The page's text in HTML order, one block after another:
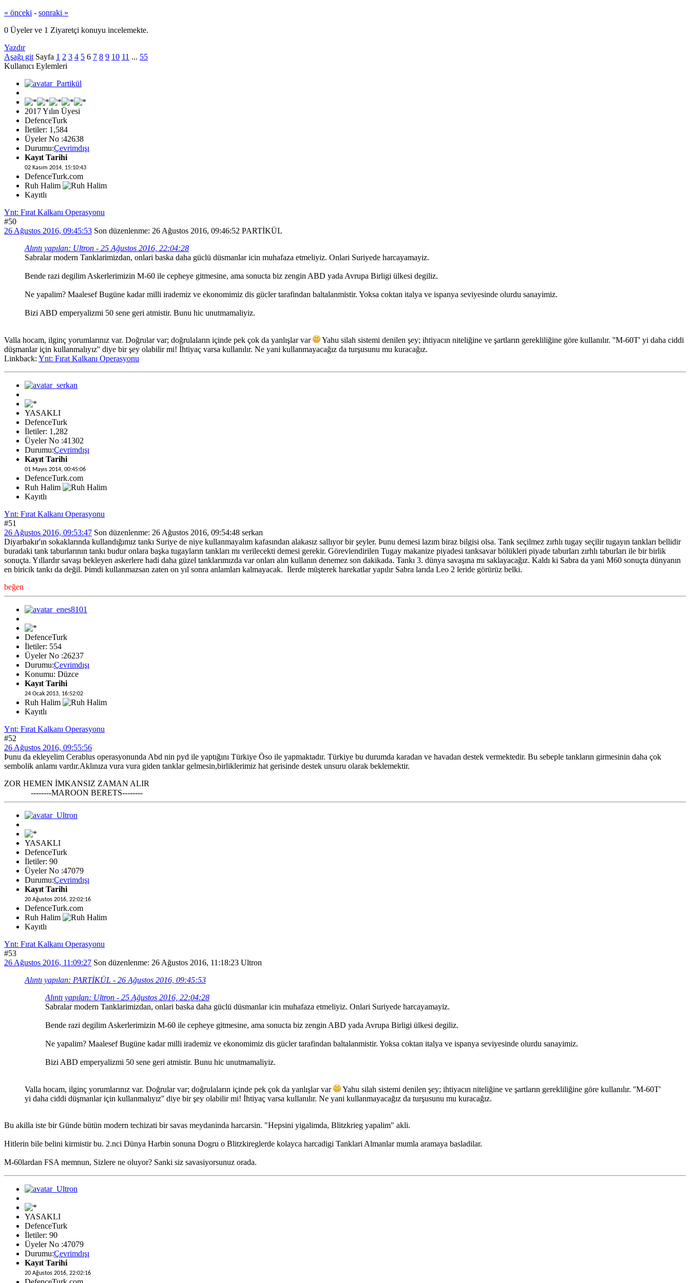
« önceki - sonraki »
0 Üyeler ve 1 Ziyaretçi konuyu incelemekte.
Yazdır
Aşağı git Sayfa 1 2 3 4 5 6 7 8 9 10 11 ... 55
Kullanıcı Eylemleri
2017 Yılın Üyesi
DefenceTurk
İletiler: 1,584
Üyeler No :42638
Durumu:Çevrimdışı
Kayıt Tarihi
02 Kasım 2014, 15:10:43
DefenceTurk.com
Ruh Halim
Kayıtlı
Ynt: Fırat Kalkanı Operasyonu
#50
26 Ağustos 2016, 09:45:53 Son düzenlenme: 26 Ağustos 2016, 09:46:52 PARTİKÜL
Alıntı yapılan: Ultron - 25 Ağustos 2016, 22:04:28
Sabralar modern Tanklarimizdan, onlari baska daha güclü düsmanlar icin muhafaza etmeliyiz. Onlari Suriyede harcayamayiz.
Bende razi degilim Askerlerimizin M-60 ile cepheye gitmesine, ama sonucta biz zengin ABD yada Avrupa Birligi ülkesi degiliz.
Ne yapalim? Maalesef Bugüne kadar milli irademiz ve ekonomimiz dis gücler tarafindan baltalanmistir. Yoksa coktan italya ve ispanya seviyesinde olurdu sanayimiz.
Bizi ABD emperyalizmi 50 sene geri atmistir. Bunu hic unutmamaliyiz.
Valla hocam, ilginç yorumlarınız var. Doğrular var; doğrulaların içinde pek çok da yanlışlar var
Yahu silah sistemi denilen şey; ihtiyacın niteliğine ve şartların gerekliliğine göre kullanılır. ''M-60T' yi daha ciddi
düşmanlar için kullanmalıyız'' diye bir şey olabilir mi! İhtiyaç varsa kullanılır. Ne yani kullanmayacağız da turşusunu mu kuracağız.
Linkback: Ynt: Fırat Kalkanı Operasyonu
YASAKLI
DefenceTurk
İletiler: 1,282
Üyeler No :41302
Durumu:Çevrimdışı
Kayıt Tarihi
01 Mayıs 2014, 00:45:06
DefenceTurk.com
Ruh Halim
Kayıtlı
Ynt: Fırat Kalkanı Operasyonu
#51
26 Ağustos 2016, 09:53:47 Son düzenlenme: 26 Ağustos 2016, 09:54:48 serkan
Diyarbakır'ın sokaklarında kullandığımız tankı Suriye de niye kullanmayalım kafasından alakasız sallıyor bir şeyler. Þunu demesi lazım biraz bilgisi olsa. Tank seçilmez zırhlı tugay seçilir tugayın tankları bellidir
buradaki tank taburlarının tankı budur onlara başka tugayların tankları mı verilecekti demesi gerekir. Görevlendirilen Tugay makanize piyadesi tanksavar bölükleri piyade taburları zırhlı taburları ile bir birlik
sonuçta. Yıllardır savaşı bekleyen askerlere hadi daha güzel tanklarımızda var onları alın kullanın denemez son dakikada. Tankı 3. dünya savaşına mı saklayacağız. Kaldı ki Sabra da yani M60 sonuçta dünyanın
en biricik tankı da değil. Þimdi kullanmazsan zaten on yıl sonra anlamları kalmayacak. İlerde müşterek harekatlar yapılır Sabra larıda Leo 2 leride görürüz belki.
beğen
DefenceTurk
İletiler: 554
Üyeler No :26237
Durumu:Çevrimdışı
Konumu: Düzce
Kayıt Tarihi
24 Ocak 2013, 16:52:02
Ruh Halim
Kayıtlı
Ynt: Fırat Kalkanı Operasyonu
#52
26 Ağustos 2016, 09:55:56
Þunu da ekleyelim Cerablus operasyonunda Abd nin pyd ile yaptığını Türkiye Öso ile yapmaktadır. Türkiye bu durumda karadan ve havadan destek vermektedir. Bu sebeple tankların girmesinin daha çok
sembolik anlamı vardır.Aklınıza vura vura giden tanklar gelmesin,birliklerimiz hat gerisinde destek unsuru olarak beklemektir.
ZOR HEMEN İMKANSIZ ZAMAN ALIR
--------MAROON BERETS--------
YASAKLI
DefenceTurk
İletiler: 90
Üyeler No :47079
Durumu:Çevrimdışı
Kayıt Tarihi
20 Ağustos 2016, 22:02:16
DefenceTurk.com
Ruh Halim
Kayıtlı
Ynt: Fırat Kalkanı Operasyonu
#53
26 Ağustos 2016, 11:09:27 Son düzenlenme: 26 Ağustos 2016, 11:18:23 Ultron
Alıntı yapılan: PARTİKÜL - 26 Ağustos 2016, 09:45:53
Alıntı yapılan: Ultron - 25 Ağustos 2016, 22:04:28
Sabralar modern Tanklarimizdan, onlari baska daha güclü düsmanlar icin muhafaza etmeliyiz. Onlari Suriyede harcayamayiz.
Bende razi degilim Askerlerimizin M-60 ile cepheye gitmesine, ama sonucta biz zengin ABD yada Avrupa Birligi ülkesi degiliz.
Ne yapalim? Maalesef Bugüne kadar milli irademiz ve ekonomimiz dis gücler tarafindan baltalanmistir. Yoksa coktan italya ve ispanya seviyesinde olurdu sanayimiz.
Bizi ABD emperyalizmi 50 sene geri atmistir. Bunu hic unutmamaliyiz.
Valla hocam, ilginç yorumlarınız var. Doğrular var; doğrulaların içinde pek çok da yanlışlar var
Yahu silah sistemi denilen şey; ihtiyacın niteliğine ve şartların gerekliliğine göre kullanılır. ''M-60T'
yi daha ciddi düşmanlar için kullanmalıyız'' diye bir şey olabilir mi! İhtiyaç varsa kullanılır. Ne yani kullanmayacağız da turşusunu mu kuracağız.
Bu akilla iste bir Günde bütün modern techizati bir savas meydaninda harcarsin. "Hepsini yigalimda, Blitzkrieg yapalim" akli.
Hitlerin bile belini kirmistir bu. 2.nci Dünya Harbin sonuna Dogru o Blitzkireglerde kolayca harcadigi Tanklari Almanlar mumla aramaya basladilar.
M-60lardan FSA memnun, Sizlere ne oluyor? Sanki siz savasiyorsunuz orada.
YASAKLI
DefenceTurk
İletiler: 90
Üyeler No :47079
Durumu:Çevrimdışı
Kayıt Tarihi
20 Ağustos 2016, 22:02:16